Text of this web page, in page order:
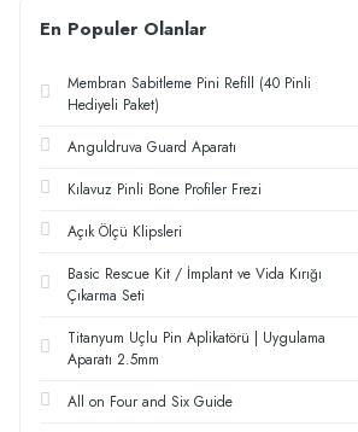
En Populer Olanlar
Membran Sabitleme Pini Refill (40 Pinli
Hediyeli Paket)
Anguldruva Guard Aparatı
Kılavuz Pinli Bone Profiler Frezi
Açık Ölçü Klipsleri
Basic Rescue Kit / İmplant ve Vida Kırığı
Çıkarma Seti
Titanyum Uçlu Pin Aplikatörü | Uygulama
Aparatı 2.5mm
All on Four and Six Guide